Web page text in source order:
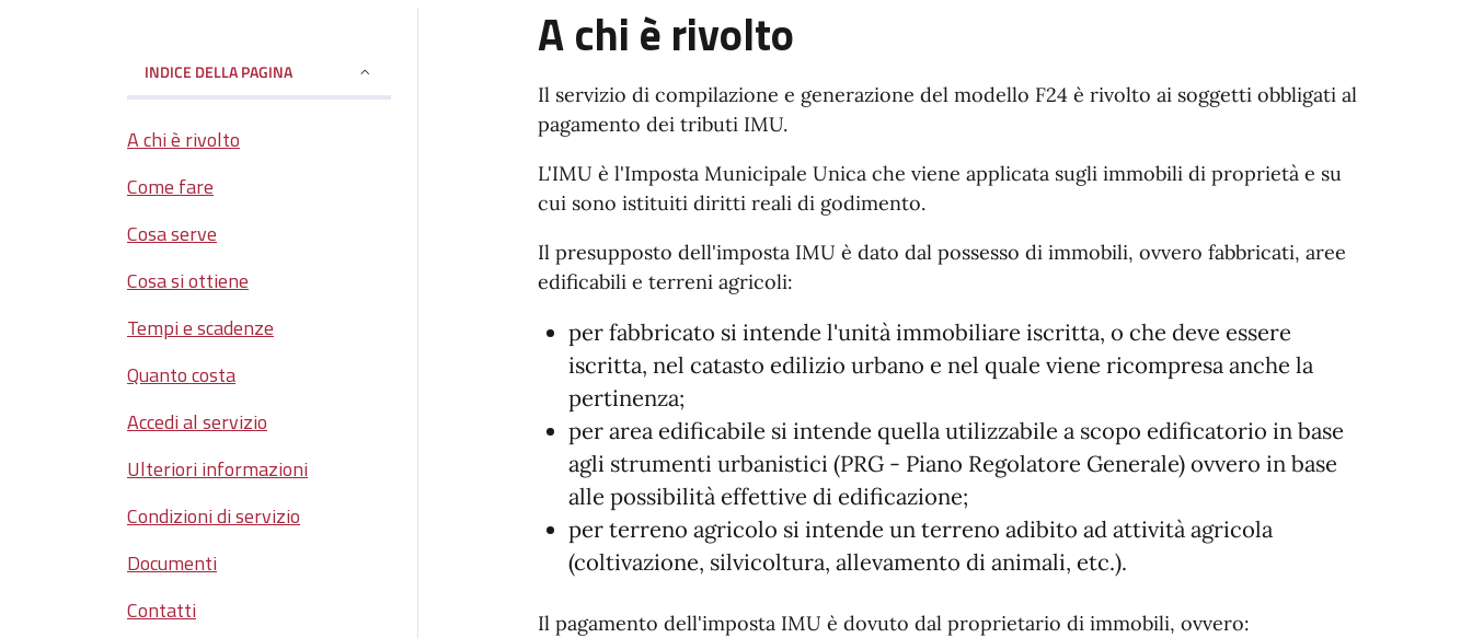
INDICE DELLA PAGINA
A chi è rivolto
Come fare
Cosa serve
Cosa si ottiene
Tempi e scadenze
Quanto costa
Accedi al servizio
Ulteriori informazioni
Condizioni di servizio
Documenti
Contatti
A chi è rivolto
Il servizio di compilazione e generazione del modello F24 è rivolto ai soggetti obbligati al
pagamento dei tributi IMU.
L'IMU è l'Imposta Municipale Unica che viene applicata sugli immobili di proprietà e su
cui sono istituiti diritti reali di godimento.
Il presupposto dell'imposta IMU è dato dal possesso di immobili, ovvero fabbricati, aree
edificabili e terreni agricoli:
per fabbricato si intende l'unità immobiliare iscritta, o che deve essere
iscritta, nel catasto edilizio urbano e nel quale viene ricompresa anche la
pertinenza;
per area edificabile si intende quella utilizzabile a scopo edificatorio in base
agli strumenti urbanistici (PRG - Piano Regolatore Generale) ovvero in base
alle possibilità effettive di edificazione;
per terreno agricolo si intende un terreno adibito ad attività agricola
(coltivazione, silvicoltura, allevamento di animali, etc.).
Il pagamento dell'imposta IMU è dovuto dal proprietario di immobili, ovvero: